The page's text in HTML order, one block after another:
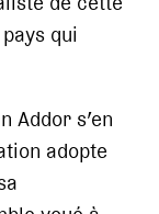
qui
Addor s’en
adopte